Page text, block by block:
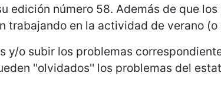
edición número 58. Además de que
trabajando en la actividad de verano (o
y/o subir los problemas
''olvidados'' los problemas del